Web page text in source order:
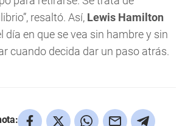
resaltó. Así, Lewis Hamilton
día en que se vea sin hambre y sin
cuando decida dar un paso atrás.